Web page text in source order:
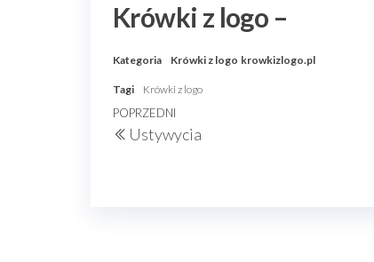
Krówki z logo –
Kategoria Krówki z logo krowkizlogo.pl
Tagi Krówki z logo
Nawigacja
wpisu
Poprzedni
wpis
POPRZEDNI
Ustywycia